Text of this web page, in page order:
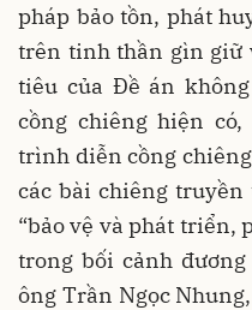
pháp bảo tồn, phát
trên tinh thần gìn giữ
tiêu của Đề án
cồng chiêng hiện
trình diễn cồng
các bài chiêng
“bảo vệ và phát triển,
trong bối cảnh
ông Trần Ngọc